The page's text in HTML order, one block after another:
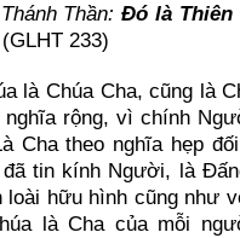
Thần:Đó là Thiên
(GLHT 233)
là Chúa Cha, cũng là
nghĩa rộng, vì chính
Cha theo nghĩa hẹp
tin kính Người, là
loài hữu hình cũng như
là Cha của mỗi